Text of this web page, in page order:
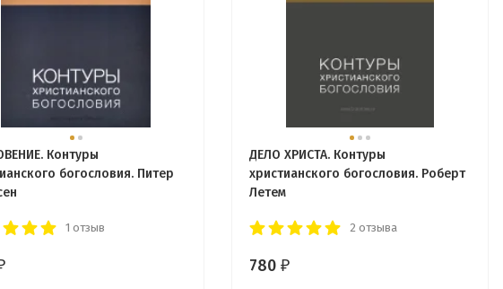
Контуры
богословия. Питер
1 отзыв
ДЕЛО ХРИСТА. Контуры
христианского богословия. Роберт
Летем
2 отзыва
780 ₽